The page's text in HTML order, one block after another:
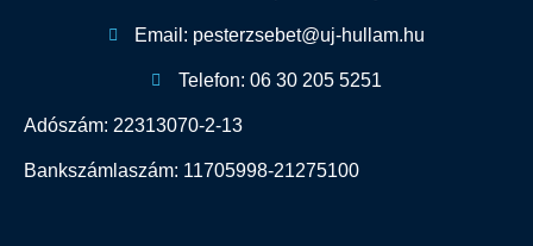
Email: pesterzsebet@uj-hullam.hu
Telefon: 06 30 205 5251
Adószám: 22313070-2-13
Bankszámlaszám: 11705998-21275100